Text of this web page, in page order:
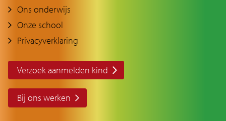
Ons onderwijs
Onze school
Privacyverklaring
Verzoek aanmelden kind
Bij ons werken